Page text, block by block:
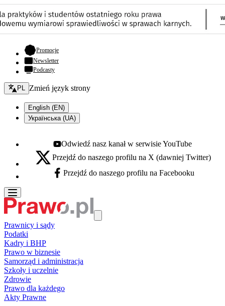
Promocje- otwiera się w nowej karcie
Newsletter
Podcasty
Zmień język - bieżący:
PL Zmień język strony
English (EN)
Українська (UA)
Youtube - otwiera się w nowej karcie
Odwiedź nasz kanał w serwisie YouTube
X - otwiera się w nowej karcie
Przejdź do naszego profilu na X (dawniej Twitter)
Facebook - otwiera się w nowej karcie
Przejdź do naszego profilu na Facebooku
Prawnicy i sądy
Podatki
Kadry i BHP
Prawo w biznesie
Samorząd i administracja
Szkoły i uczelnie
Zdrowie
Prawo dla każdego
Akty Prawne